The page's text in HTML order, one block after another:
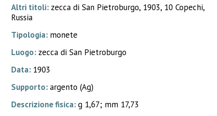
Altri titoli: zecca di San Pietroburgo, 1903, 10 Copechi,
Russia
Tipologia: monete
Luogo: zecca di San Pietroburgo
Data: 1903
Supporto:argento (Ag)
Descrizione fisica:g 1,67; mm 17,73